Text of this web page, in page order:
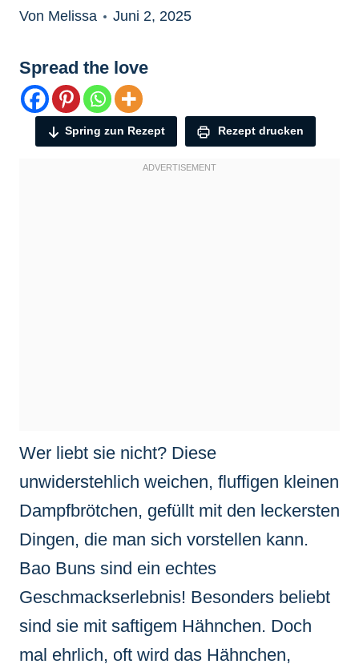
Von Melissa Juni 2, 2025
Spread the love
Spring zun Rezept Rezept drucken
Wer liebt sie nicht? Diese
unwiderstehlich weichen, fluffigen kleinen
Dampfbrötchen, gefüllt mit den leckersten
Dingen, die man sich vorstellen kann.
Bao Buns sind ein echtes
Geschmackserlebnis! Besonders beliebt
sind sie mit saftigem Hähnchen. Doch
mal ehrlich, oft wird das Hähnchen,